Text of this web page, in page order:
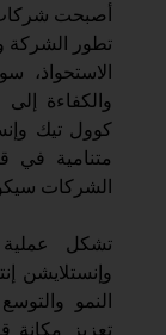
أصبحت
تطور الشركة
والكفاءة
متنامية في
الشركات
تشكل
النمو
تعزيز